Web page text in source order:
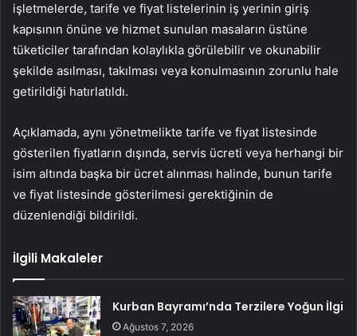
işletmelerde, tarife ve fiyat listelerinin iş yerinin giriş
kapısının önüne ve hizmet sunulan masaların üstüne
tüketiciler tarafından kolaylıkla görülebilir ve okunabilir
şekilde asılması, takılması veya konulmasının zorunlu hale
getirildiği hatırlatıldı.
Açıklamada, aynı yönetmelikte tarife ve fiyat listesinde
gösterilen fiyatların dışında, servis ücreti veya herhangi bir
isim altında başka bir ücret alınması halinde, bunun tarife
ve fiyat listesinde gösterilmesi gerektiğinin de
düzenlendiği bildirildi.
İlgili Makaleler
Kurban Bayramı’nda Terzilere Yoğun İlgi
Ağustos 7, 2026